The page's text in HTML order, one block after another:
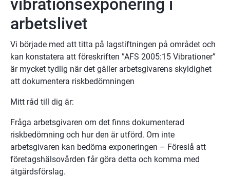
vibrationsexponering i
arbetslivet
Vi började med att titta på lagstiftningen på området och
kan konstatera att föreskriften ”AFS 2005:15 Vibrationer”
är mycket tydlig när det gäller arbetsgivarens skyldighet
att dokumentera riskbedömningen
Mitt råd till dig är:
Fråga arbetsgivaren om det finns dokumenterad
riskbedömning och hur den är utförd. Om inte
arbetsgivaren kan bedöma exponeringen – Föreslå att
företagshälsovården får göra detta och komma med
åtgärdsförslag.